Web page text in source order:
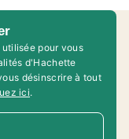
pour vous
d'Hachette
désinscrire à tout
ici.